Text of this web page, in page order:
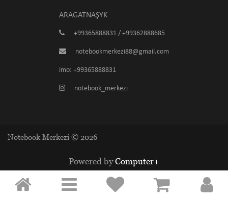
ARAGATNAŞYK
+99365888831 / +99362888685
notebookmerkezi88@gmail.com
imo: +99365888831
notebook_merkezi
Notebook Merkezi © 2026
Powered byComputer+